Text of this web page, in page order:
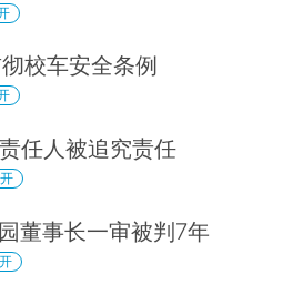
校车安全条例
任人被追究责任
董事长一审被判7年